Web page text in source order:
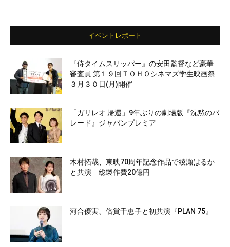
イベントレポート
『侍タイムスリッパー』の安田監督など豪華
審査員 第１９回ＴＯＨＯシネマズ学生映画祭
３月３０日(月)開催
「ガリレオ 帰還」9年ぶりの劇場版『沈黙のパ
レード』ジャパンプレミア
木村拓哉、東映70周年記念作品で綾瀬はるか
と共演 総製作費20億円
河合優実、倍賞千恵子と初共演『PLAN 75』